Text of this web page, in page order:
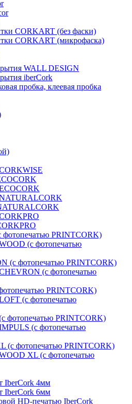
CORKART (без фаски)
CORKART (микрофаска)
WALL DESIGN
iberCork
пробка, клеевая пробка
фотопечатью PRINTCORK)
(с фотопечатью
(с фотопечатью PRINTCORK)
(с фотопечатью
PRINTCORK)
(с фотопечатью
фотопечатью PRINTCORK)
(с фотопечатью
(с фотопечатью PRINTCORK)
XL (с фотопечатью
IberCork 4мм
IberCork 6мм
HD-печатью IberCork